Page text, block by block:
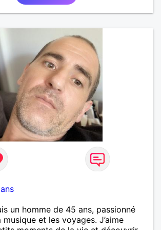
un homme de 45 ans, passionné
et les voyages. J’aime